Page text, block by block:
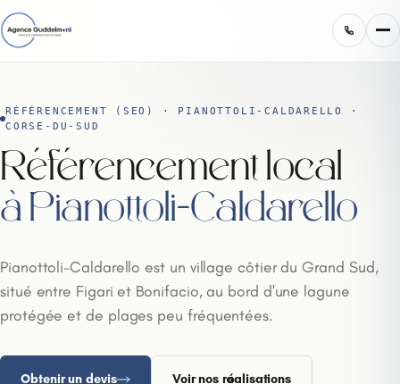
RÉFÉRENCEMENT (SEO) · PIANOTTOLI-CALDARELLO ·
CORSE-DU-SUD
Référencement local
à Pianottoli-Caldarello
Pianottoli-Caldarello est un village côtier du Grand Sud,
situé entre Figari et Bonifacio, au bord d'une lagune
protégée et de plages peu fréquentées.
Obtenir un devis Voir nos réalisations